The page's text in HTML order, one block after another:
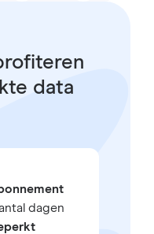
data
dagen